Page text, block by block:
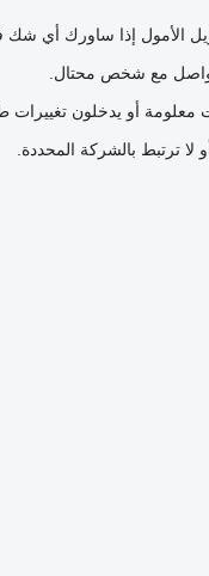
الأمول إذا ساورك أي شك
مع شخص محتال.
معلومة أو يدخلون
لا ترتبط بالشركة المحددة.